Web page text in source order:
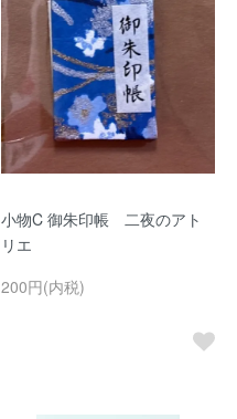
小物C 御朱印帳 二夜のアト
リエ
200円(内税)